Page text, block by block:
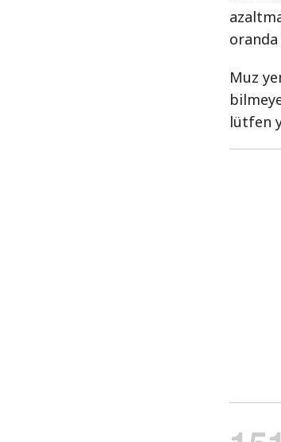
Muz
lütfen